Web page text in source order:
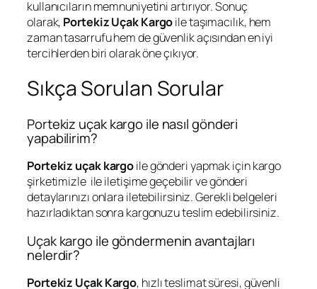
kullanıcıların memnuniyetini artırıyor. Sonuç
olarak, Portekiz Uçak Kargoile taşımacılık, hem
zaman tasarrufu hem de güvenlik açısından en iyi
tercihlerden biri olarak öne çıkıyor.
Sıkça Sorulan Sorular
Portekiz uçak kargo ile nasıl gönderi
yapabilirim?
Portekiz uçak kargoile gönderi yapmak için kargo
şirketimizle ile iletişime geçebilir ve gönderi
detaylarınızı onlara iletebilirsiniz. Gerekli belgeleri
hazırladıktan sonra kargonuzu teslim edebilirsiniz.
Uçak kargo ile göndermenin avantajları
nelerdir?
Portekiz Uçak Kargo, hızlı teslimat süresi, güvenli